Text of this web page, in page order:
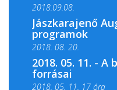
2018.09.08.
Jászkarajenő
programok
2018. 08. 20.
2018. 05. 11. - A
forrásai
2018. 05. 11. 17 óra